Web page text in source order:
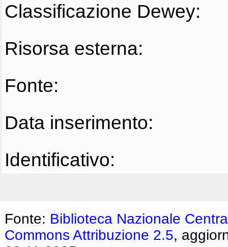
Classificazione Dewey:
Risorsa esterna:
Fonte:
Data inserimento:
Identificativo:
Fonte: Biblioteca Nazionale
Commons Attribuzione 2.5,